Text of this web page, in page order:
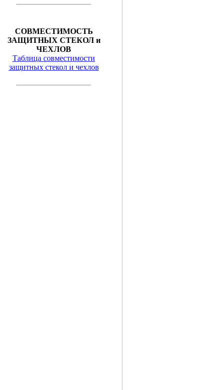
СОВМЕСТИМОСТЬ
ЗАЩИТНЫХ СТЕКОЛ и
ЧЕХЛОВ
Таблица совместимости
защитных стекол и чехлов